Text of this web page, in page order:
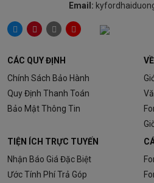
CÁC QUY ĐỊNH
Chính Sách Bảo Hành
Quy Định Thanh Toán
Bảo Mật Thông Tin
TIỆN ÍCH TRỰC TUYẾN
Nhận Báo Giá Đặc Biệt
Ước Tính Phí Trả Góp
Email: